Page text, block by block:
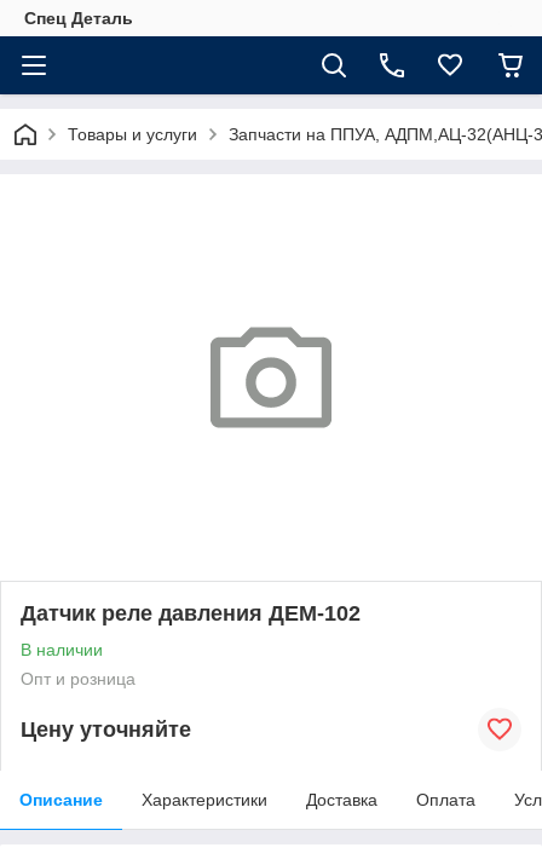
Спец Деталь
Товары и услуги Запчасти на ППУА, АДПМ,АЦ-32(АНЦ-
Датчик реле давления ДЕМ-102
В наличии
Опт и розница
Цену уточняйте
Описание Характеристики Доставка Оплата